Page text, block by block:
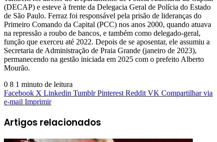
(DECAP) e esteve à frente da Delegacia Geral de Polícia do Estado
de São Paulo. Ferraz foi responsável pela prisão de lideranças do
Primeiro Comando da Capital (PCC) nos anos 2000, quando atuava
na repressão a roubo de bancos, e também como delegado-geral,
função que exerceu até 2022. Depois de se aposentar, ele assumiu a
Secretaria de Administração de Praia Grande (janeiro de 2023),
permanecendo na gestão iniciada em 2025 com o prefeito Alberto
Mourão.
0 8 1 minuto de leitura
Facebook X Linkedin Tumblr Pinterest Reddit VK Compartilhar via
e-mail Imprimir
Artigos relacionados